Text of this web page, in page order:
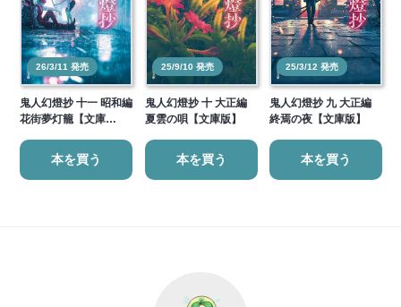
26/3/11 発売
鬼人幻燈抄 十一 昭和編
花街夢灯籠【文庫…
本を買う
25/9/10 発売
鬼人幻燈抄 十 大正編
夏雲の唄【文庫版】
本を買う
25/3/12 発売
鬼人幻燈抄 九 大正編
終焉の夜【文庫版】
本を買う